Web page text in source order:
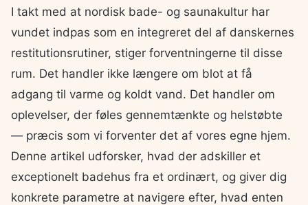
I takt med at nordisk bade- og saunakultur har
vundet indpas som en integreret del af danskernes
restitutionsrutiner, stiger forventningerne til disse
rum. Det handler ikke længere om blot at få
adgang til varme og koldt vand. Det handler om
oplevelser, der føles gennemtænkte og helstøbte
— præcis som vi forventer det af vores egne hjem.
Denne artikel udforsker, hvad der adskiller et
exceptionelt badehus fra et ordinært, og giver dig
konkrete parametre at navigere efter, hvad enten